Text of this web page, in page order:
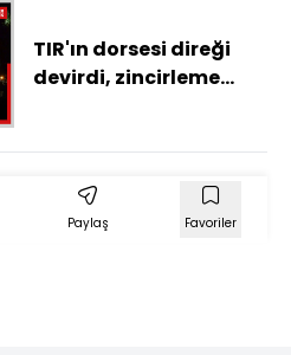
TIR'ın dorsesi direği
devirdi, zincirleme
Paylaş Favoriler